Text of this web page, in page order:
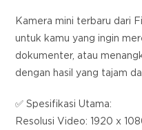
Kamera mini terbaru dari
untuk kamu yang ingin
dokumenter, atau
dengan hasil yang tajam
✅ Spesifikasi Utama:
Resolusi Video: 1920 x